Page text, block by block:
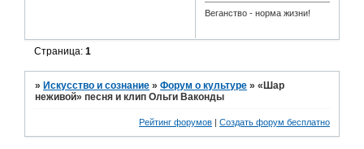
Веганство - норма жизни!
Страница:1
»Искусство и сознание »Форум о культуре »«Шар
неживой» песня и клип Ольги Ваконды
Рейтинг форумов | Создать форум бесплатно